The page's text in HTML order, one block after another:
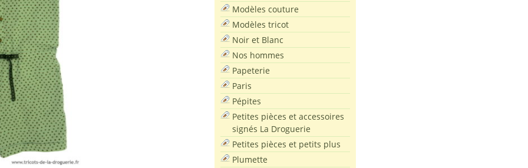
Modèles couture
Modèles tricot
Noir et Blanc
Nos hommes
Papeterie
Paris
Pépites
Petites pièces et accessoires
signés La Droguerie
Petites pièces et petits plus
Plumette